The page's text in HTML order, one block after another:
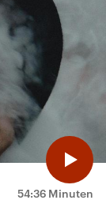
54:36 Minuten